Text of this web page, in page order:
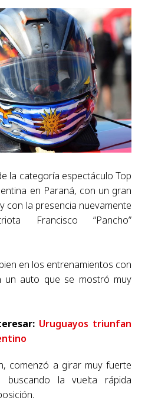
la categoría espectáculo Top
en Paraná, con un gran
con la presencia nuevamente
Francisco “Pancho”
en los entrenamientos con
un auto que se mostró muy
Uruguayos triunfan
comenzó a girar muy fuerte
la vuelta rápida